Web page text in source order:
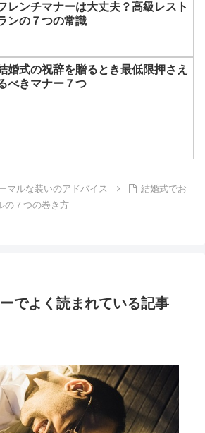
レンチマナーは大丈夫？高級レスト
ンの７つの常識
婚式の祝辞を贈るとき最低限押さえ
べきマナー７つ
マルな装いのアドバイス
結婚式でお
の７つの巻き方
でよく読まれている記事